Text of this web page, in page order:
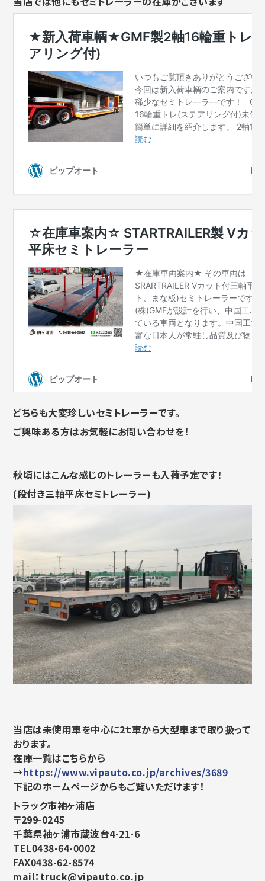
どちらも大変珍しいセミトレーラーです。
ご興味ある方はお気軽にお問い合わせを！
秋頃にはこんな感じのトレーラーも入荷予定です！
(段付き三軸平床セミトレーラー)
当店は未使用車を中心に2ｔ車から大型車まで取り扱って
おります。
在庫一覧はこちらから
→https://www.vipauto.co.jp/archives/3689
下記のホームページからもご覧いただけます！
トラック市袖ヶ浦店
〒299-0245
千葉県袖ヶ浦市蔵波台4-21-6
TEL0438-64-0002
FAX0438-62-8574
mail：truck@vipauto.co.jp